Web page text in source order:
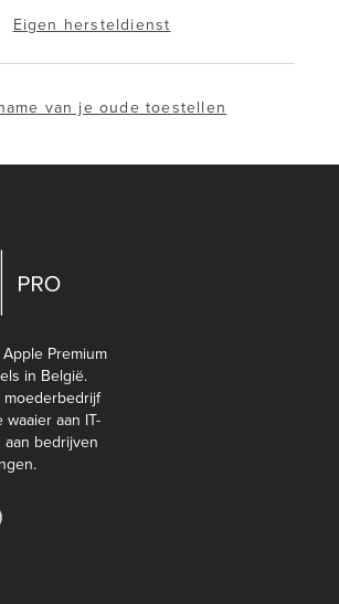
Eigen hersteldienst
van je oude toestellen
Premium
in België.
moederbedrijf
aan IT-
bedrijven